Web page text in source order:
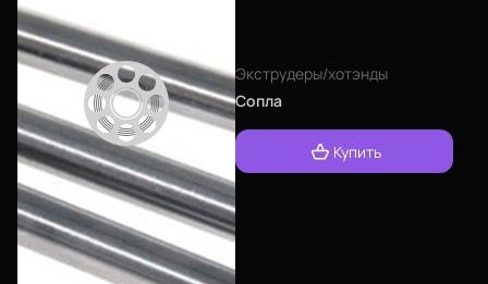
Экструдеры/хотэнды
Сопла
Купить